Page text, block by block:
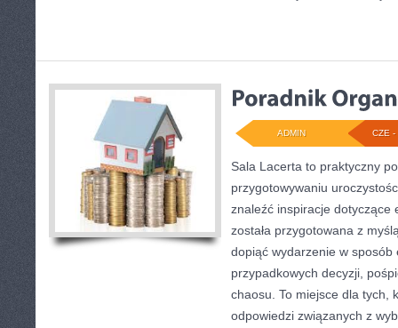
CZE -
ADMIN
Sala Lacerta to praktyczny
przygotowywaniu
znaleźć inspiracje dotyczące
została przygotowana z
dopiąć wydarzenie w sposób
przypadkowych decyzji,
chaosu. To miejsce dla tych,
odpowiedzi związanych z